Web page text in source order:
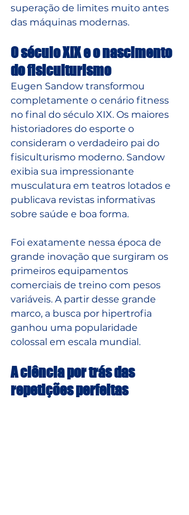
superação de limites muito antes
das máquinas modernas.
O século XIX e o nascimento
do fisiculturismo
Eugen Sandow transformou
completamente o cenário fitness
no final do século XIX. Os maiores
historiadores do esporte o
consideram o verdadeiro pai do
fisiculturismo moderno. Sandow
exibia sua impressionante
musculatura em teatros lotados e
publicava revistas informativas
sobre saúde e boa forma.
Foi exatamente nessa época de
grande inovação que surgiram os
primeiros equipamentos
comerciais de treino com pesos
variáveis. A partir desse grande
marco, a busca por hipertrofia
ganhou uma popularidade
colossal em escala mundial.
A ciência por trás das
repetições perfeitas